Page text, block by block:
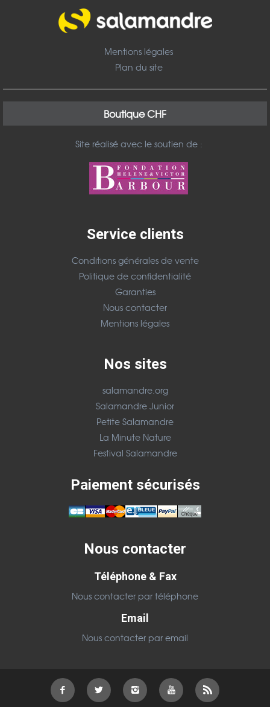
Mentions légales
Plan du site
Boutique CHF
Site réalisé avec le soutien de :
Service clients
Conditions générales de vente
Politique de confidentialité
Garanties
Nous contacter
Mentions légales
Nos sites
salamandre.org
Salamandre Junior
Petite Salamandre
La Minute Nature
Festival Salamandre
Paiement sécurisés
Nous contacter
Téléphone & Fax
Nous contacter par téléphone
Email
Nous contacter par email